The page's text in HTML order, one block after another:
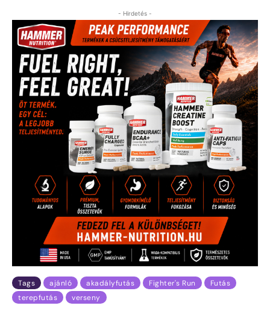
- Hirdetés -
Tags ajánló akadályfutás Fighter's Run
Futás
terepfutás
verseny